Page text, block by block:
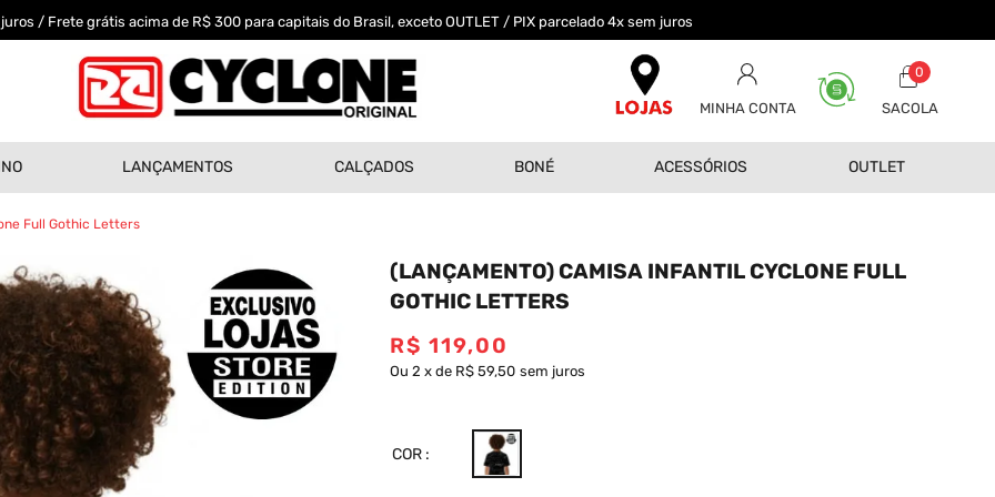
/ Frete grátis acima de R$ 300 para capitais do Brasil, exceto OUTLET / PIX parcelado 4x sem juros
MINHA CONTA
0
LANÇAMENTOS CALÇADOS BONÉ ACESSÓRIOS OUTLET
Full Gothic Letters
(LANÇAMENTO) CAMISA INFANTIL CYCLONE FULL
GOTHIC LETTERS
R$ 119,00
Ou2 x de R$ 59,50 sem juros
COR